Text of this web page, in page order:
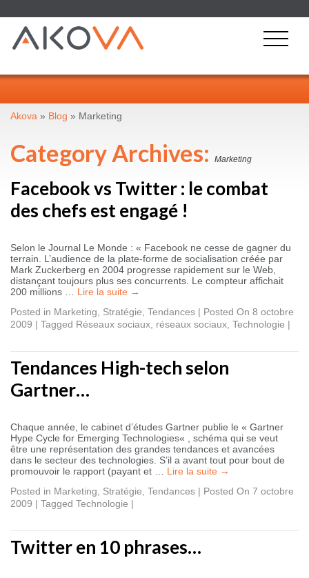
Akova » Blog » Marketing
Category Archives: Marketing
Facebook vs Twitter : le combat
des chefs est engagé !
Selon le Journal Le Monde : « Facebook ne cesse de gagner du
terrain. L’audience de la plate-forme de socialisation créée par
Mark Zuckerberg en 2004 progresse rapidement sur le Web,
distançant toujours plus ses concurrents. Le compteur affichait
200 millions … Lire la suite →
Posted in Marketing Stratégie Tendances | Posted On 8 octobre
2009 | Tagged Réseaux sociaux réseaux sociaux Technologie |
Tendances High-tech selon
Gartner…
Chaque année, le cabinet d’études Gartner publie le « Gartner
Hype Cycle for Emerging Technologies« , schéma qui se veut
être une représentation des grandes tendances et avancées
dans le secteur des technologies. S’il a avant tout pour bout de
promouvoir le rapport (payant et … Lire la suite →
Posted in Marketing Stratégie Tendances | Posted On 7 octobre
2009 | Tagged Technologie |
Twitter en 10 phrases…